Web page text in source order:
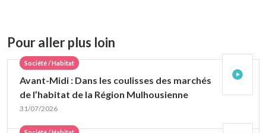
Pour aller plus loin
Société / Habitat
Avant-Midi : Dans les coulisses des marchés
de l’habitat de la Région Mulhousienne
31/07/2026